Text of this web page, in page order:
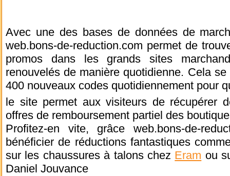
Avec une des bases de données de
web.bons-de-reduction.com permet de
promos dans les grands sites
renouvelés de manière quotidienne. Cela
400 nouveaux codes quotidiennement pour
le site permet aux visiteurs de récupérer
offres de remboursement partiel des
Profitez-en vite, grâce web.bons-de-
bénéficier de réductions fantastiques
sur les chaussures à talons chez Eram ou
Daniel Jouvance